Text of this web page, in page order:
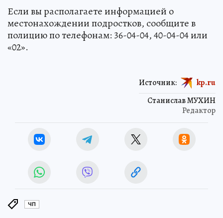
Если вы располагаете информацией о
местонахождении подростков, сообщите в
полицию по телефонам: 36-04-04, 40-04-04 или
«02».
Станислав МУХИН
Редактор
Источник: kp.ru
ЧП